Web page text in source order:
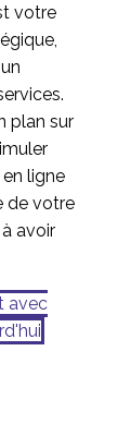
votre
plan sur
ligne
de votre
avoir
avec